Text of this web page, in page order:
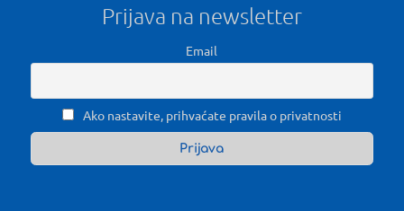
Prijava na newsletter
Email
Ako nastavite, prihvaćate pravila o privatnosti